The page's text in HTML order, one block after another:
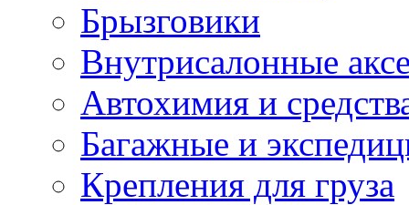
Брызговики
Внутрисалонные
Автохимия и
Багажные и
Крепления для груза